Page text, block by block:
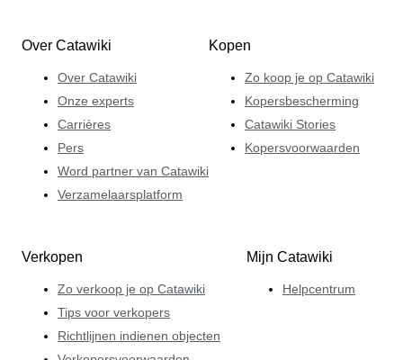
Over Catawiki
Over Catawiki
Onze experts
Carrières
Pers
Word partner van Catawiki
Verzamelaarsplatform
Kopen
Zo koop je op Catawiki
Kopersbescherming
Catawiki Stories
Kopersvoorwaarden
Verkopen
Zo verkoop je op Catawiki
Tips voor verkopers
Richtlijnen indienen objecten
Mijn Catawiki
Helpcentrum